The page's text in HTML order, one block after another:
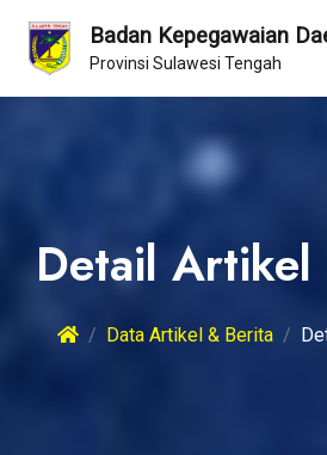
Badan Kepegawaian
Provinsi Sulawesi Tengah
Detail
Data Artikel & Berita